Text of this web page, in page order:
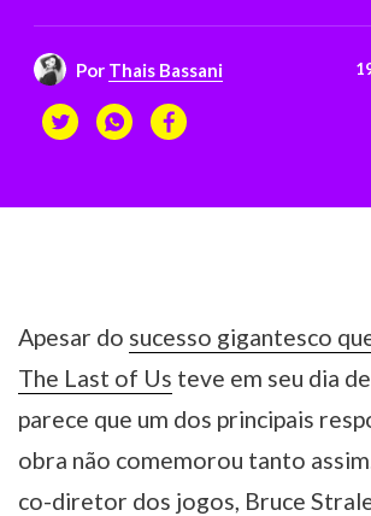
Por Thais Bassani
Apesar do sucesso gigantesco
The Last of Us teve em seu dia
parece que um dos principais
obra não comemorou tanto
co-diretor dos jogos, Bruce